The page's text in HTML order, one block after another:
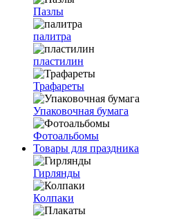
Пазлы
палитра
пластилин
Трафареты
Упаковочная бумага
Фотоальбомы
Товары для праздника
Гирлянды
Колпаки